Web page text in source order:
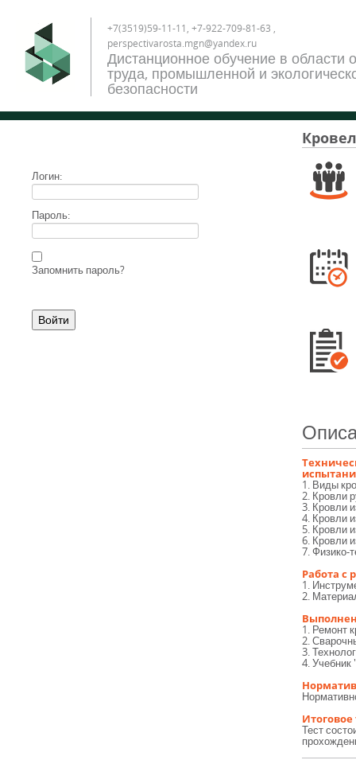
+7(3519)59-11-11, +7-922-709-81-63 ,
perspectivarosta.mgn@yandex.ru
Дистанционное обучение в области
труда, промышленной и
безопасности
Логин:
Пароль:
Запомнить пароль?
1. Виды
2. Кровли
3. Кровли
4. Кровли
5. Кровли
6. Кровли
7. Физико-
Работа с
1.
2.
1. Ремонт
2.
3.
4.
Тест